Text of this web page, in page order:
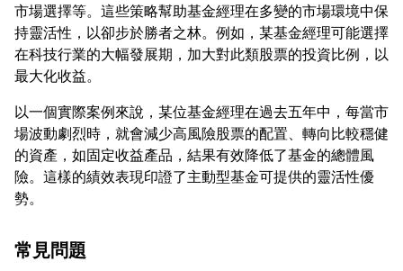
市場選擇等。這些策略幫助基金經理在多變的市場環境中保
持靈活性，以卻步於勝者之林。例如，某基金經理可能選擇
在科技行業的大幅發展期，加大對此類股票的投資比例，以
以一個實際案例來說，某位基金經理在過去五年中，每當市
場波動劇烈時，就會減少高風險股票的配置、轉向比較穩健
的資產，如固定收益產品，結果有效降低了基金的總體風
險。這樣的績效表現印證了主動型基金可提供的靈活性優
常見問題